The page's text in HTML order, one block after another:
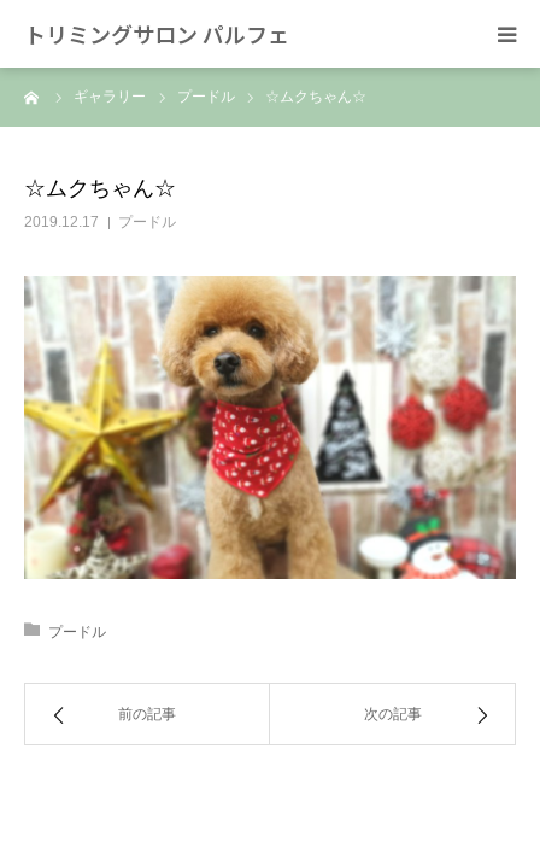
トリミングサロン パルフェ
ギャラリー プードル ☆ムクちゃん☆
☆ムクちゃん☆
2019.12.17 プードル
プードル
前の記事 次の記事
HOME
スタッフ
SNS/リンク